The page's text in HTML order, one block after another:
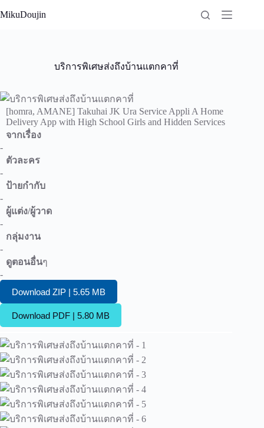
to
MikuDoujin
บริการพิเศษส่งถึงบ้านแตกคาที่
[homra, AMANE] Takuhai JK Ura Service Appli A Home
Delivery App with High School Girls and Hidden Services
จากเรื่อง
-
ตัวละคร
-
ป้ายกำกับ
-
ผู้แต่ง/ผู้วาด
-
กลุ่มงาน
-
ดูตอนอื่นๆ
-
Download ZIP | 5.65 MB
Download PDF | 5.80 MB